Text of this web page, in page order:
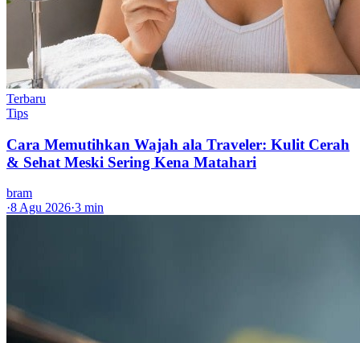
Terbaru
Tips
Cara Memutihkan Wajah ala Traveler: Kulit Cerah
& Sehat Meski Sering Kena Matahari
bram
·8 Agu 2026·3 min